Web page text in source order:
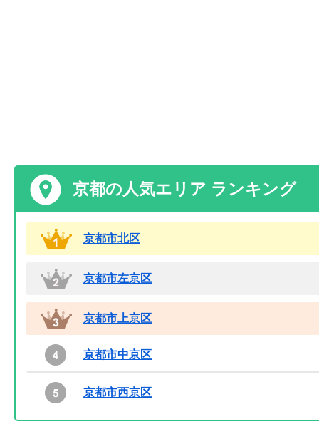
京都の人気エリア ランキング
京都市北区
京都市左京区
京都市上京区
京都市中京区
京都市西京区